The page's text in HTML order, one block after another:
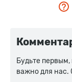
Будьте
важно для нас.